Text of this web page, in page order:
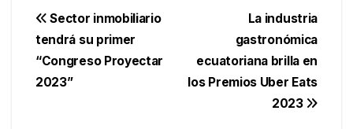
Navegación
de
entradas
La industria
gastronómica
ecuatoriana brilla en
los Premios Uber Eats
2023
Sector inmobiliario
tendrá su primer
“Congreso Proyectar
2023”